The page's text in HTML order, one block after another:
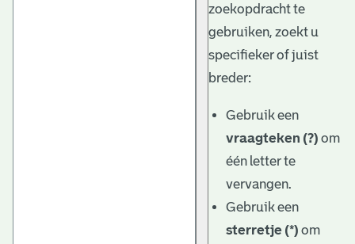
zoekopdracht te
gebruiken, zoekt u
specifieker of juist
breder:
Gebruik een
vraagteken (?) om
één letter te
vervangen.
Gebruik een
sterretje (*) om